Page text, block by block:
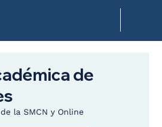
de
la SMCN y Online